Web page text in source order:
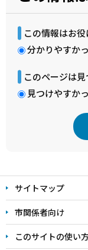
この情報はお
分かりやすか
このページは
見つけやすか
文
こ
こ
ま
で
サイトマップ
市関係者向け
このサイトの使い